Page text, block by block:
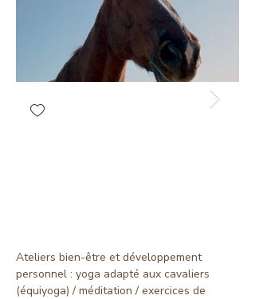
​​Ateliers bien-être et développement
personnel : yoga adapté aux cavaliers
(équiyoga) / méditation / exercices de